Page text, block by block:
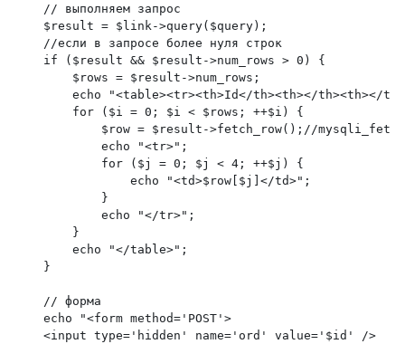
    // выполняем запрос
    $result = $link->query($query);
    //если в запросе более нуля строк
    if ($result && $result->num_rows > 0) {
        $rows = $result->num_rows;
echo "<table><tr><th>Id</th><th></th><th></
        for ($i = 0; $i < $rows; ++$i) {
$row = $result->fetch_row();//
            echo "<tr>";
            for ($j = 0; $j < 4; ++$j) {
                echo "<td>$row[$j]</td>";
            }
            echo "</tr>";
        }
        echo "</table>";
    }
    // форма
    echo "<form method='POST'>
    <input type='hidden' name='ord' value='$id' />